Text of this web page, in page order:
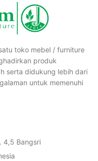
toko mebel / furniture
produk
serta didukung lebih dari
untuk memenuhi
4,5 Bangsri